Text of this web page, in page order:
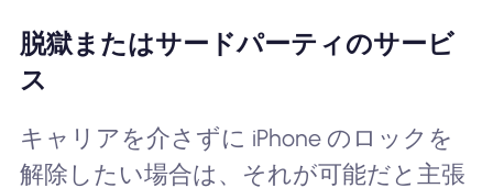
脱獄またはサードパーティのサービ
ス
キャリアを介さずに iPhone のロックを
解除したい場合は、それが可能だと主張